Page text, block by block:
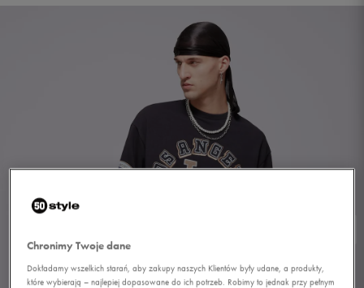
Chronimy Twoje dane
Dokładamy wszelkich starań, aby zakupy naszych Klientów były udane, a produkty,
które wybierają – najlepiej dopasowane do ich potrzeb. Robimy to jednak przy pełnym